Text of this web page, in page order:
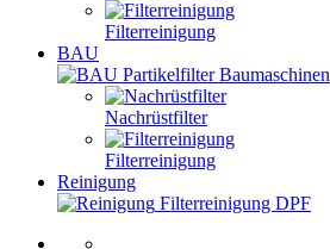
Filterreinigung
BAU
Partikelfilter Baumaschinen
Nachrüstfilter
Filterreinigung
Reinigung
Filterreinigung DPF